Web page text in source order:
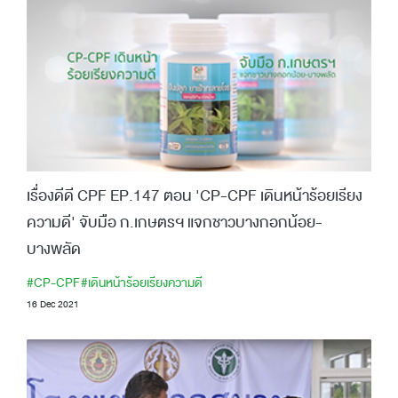
เรื่องดีดี CPF EP.147 ตอน 'CP-CPF เดินหน้าร้อยเรียง
ความดี' จับมือ ก.เกษตรฯ แจกชาวบางกอกน้อย-
บางพลัด
#CP-CPF#เดินหน้าร้อยเรียงความดี
16 Dec 2021